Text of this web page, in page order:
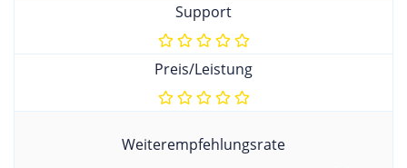
Support
Preis/Leistung
Weiterempfehlungsrate